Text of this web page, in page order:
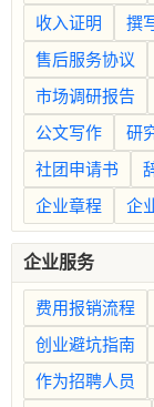
收入证明
撰
售后服务协议
市场调研报告
公文写作
研
社团申请书
企业章程
企
企业服务
费用报销流程
创业避坑指南
作为招聘人员